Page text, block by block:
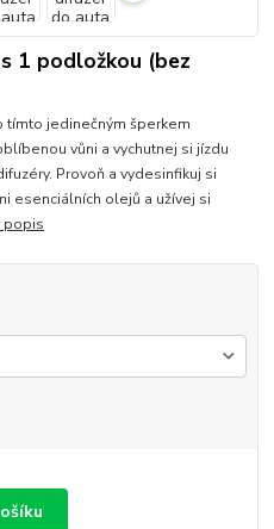
1 podložkou (bez
tímto jedinečným šperkem
vůni a vychutnej si jízdu
Provoň a vydesinfikuj si
esenciálních olejů a užívej si
popis